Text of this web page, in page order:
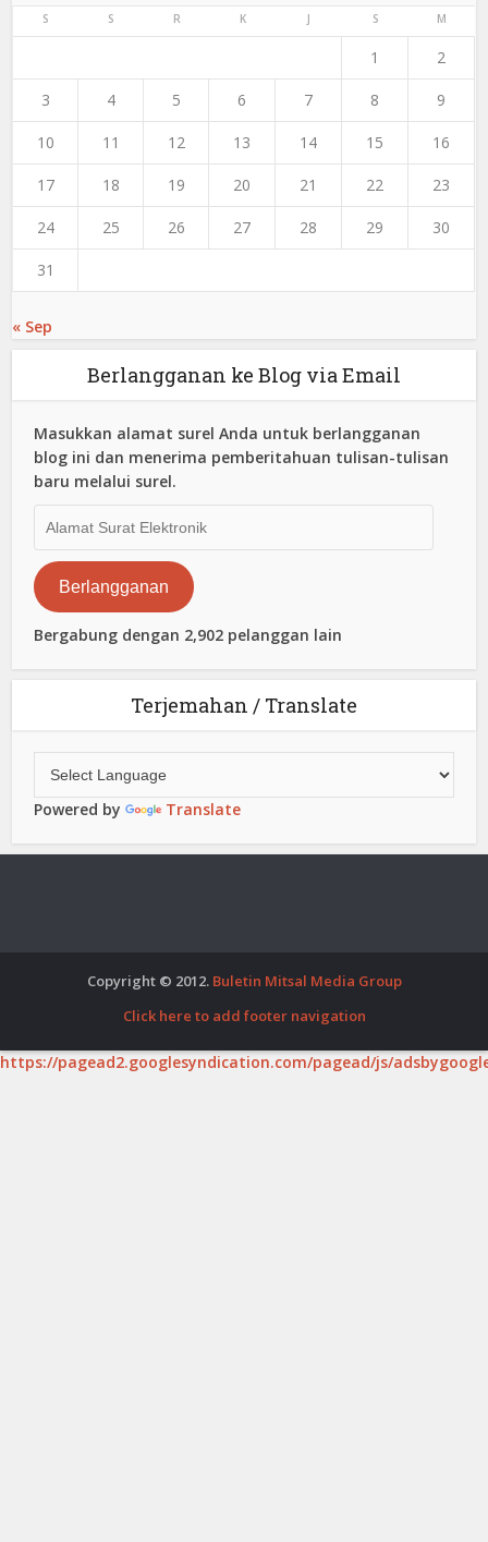
S S R K J S M
1 2
3 4 5 6 7 8 9
10 11 12 13 14 15 16
17 18 19 20 21 22 23
24 25 26 27 28 29 30
31
« Sep
Berlangganan ke Blog via Email
Masukkan alamat surel Anda untuk berlangganan
blog ini dan menerima pemberitahuan tulisan-tulisan
baru melalui surel.
Surat
Elektronik
Berlangganan
Bergabung dengan 2,902 pelanggan lain
Terjemahan / Translate
Powered by Translate
Copyright © 2012. Buletin Mitsal Media Group
Click here to add footer navigation
https://pagead2.googlesyndication.com/pagead/js/